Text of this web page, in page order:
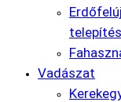
telepítés
Vadászat